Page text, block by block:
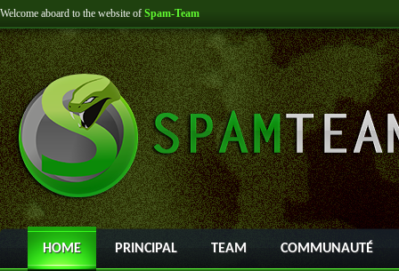
Welcome aboard to the website of Spam-Team
HOME PRINCIPAL TEAM COMMUNAUTÉ